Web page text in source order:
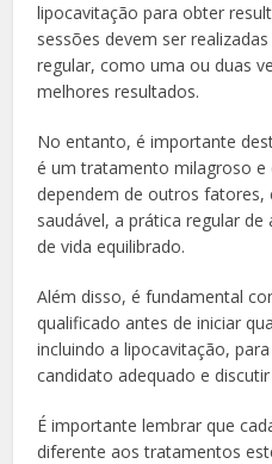
lipocavitação para obter
sessões devem ser
regular, como uma ou duas
melhores resultados.
No entanto, é importante
é um tratamento milagroso
dependem de outros
saudável, a prática regular
de vida equilibrado.
Além disso, é fundamental
qualificado antes de iniciar
incluindo a lipocavitação,
candidato adequado e
É importante lembrar que
diferente aos tratamentos